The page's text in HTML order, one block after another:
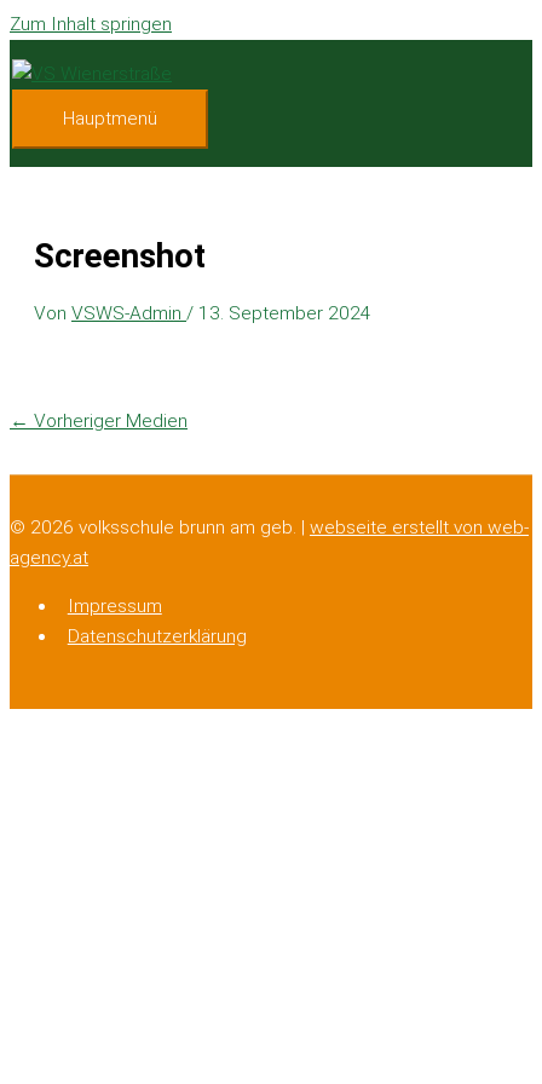
Zum Inhalt springen
Hauptmenü
Screenshot
Von VSWS-Admin / 13. September 2024
← Vorheriger Medien
© 2026 volksschule brunn am geb. | webseite erstellt von web-
agency.at
Impressum
Datenschutzerklärung